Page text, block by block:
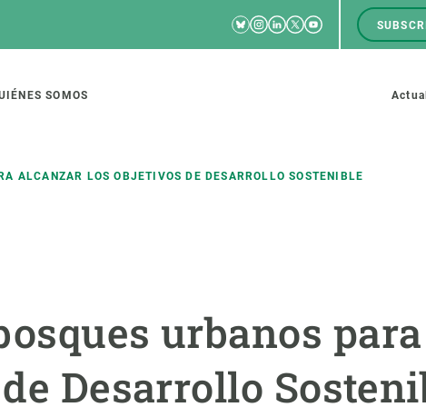
RRSS
Bluesky
Instagram
Linkedin
TwitterYoutube
top
SOMOS
ALCANZAR LOS OBJETIVOS DE DESARROLLO SOSTENIBLE
urbanos
Desarrollo
de ecosistemas
Soluciones
Política y gestión
Estrategia de
Pide tu